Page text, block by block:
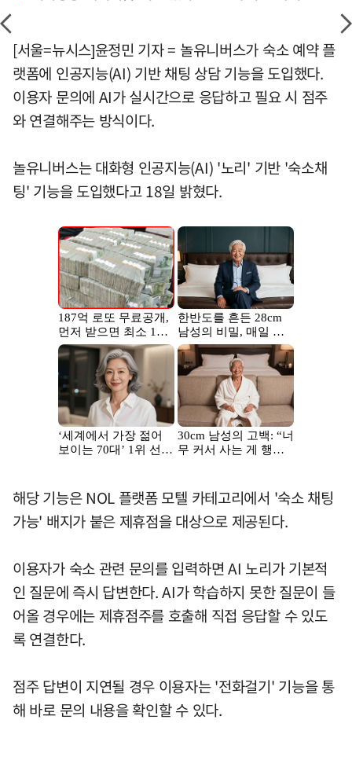
[서울=뉴시스]윤정민 기자 = 놀유니버스가 숙소 예약 플
랫폼에 인공지능(AI) 기반 채팅 상담 기능을 도입했다.
이용자 문의에 AI가 실시간으로 응답하고 필요 시 점주
와 연결해주는 방식이다.
놀유니버스는 대화형 인공지능(AI) '노리' 기반 '숙소채
팅' 기능을 도입했다고 18일 밝혔다.
해당 기능은 NOL 플랫폼 모텔 카테고리에서 '숙소 채팅
가능' 배지가 붙은 제휴점을 대상으로 제공된다.
이용자가 숙소 관련 문의를 입력하면 AI 노리가 기본적
인 질문에 즉시 답변한다. AI가 학습하지 못한 질문이 들
어올 경우에는 제휴점주를 호출해 직접 응답할 수 있도
록 연결한다.
점주 답변이 지연될 경우 이용자는 '전화걸기' 기능을 통
해 바로 문의 내용을 확인할 수 있다.